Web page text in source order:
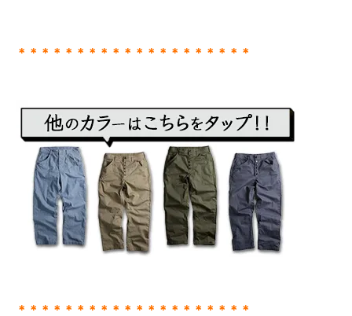
＊＊＊＊＊＊＊＊＊＊＊＊＊＊＊＊＊＊＊＊
＊＊＊＊＊＊＊＊＊＊＊＊＊＊＊＊＊＊＊＊